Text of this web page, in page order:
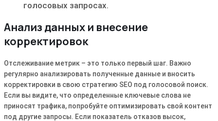
голосовых запросах.
Анализ данных и внесение
корректировок
Отслеживание метрик – это только первый шаг. Важно
регулярно анализировать полученные данные и вносить
корректировки в свою стратегию SEO под голосовой поиск.
Если вы видите, что определенные ключевые слова не
приносят трафика, попробуйте оптимизировать свой контент
под другие запросы. Если показатель отказов высок,